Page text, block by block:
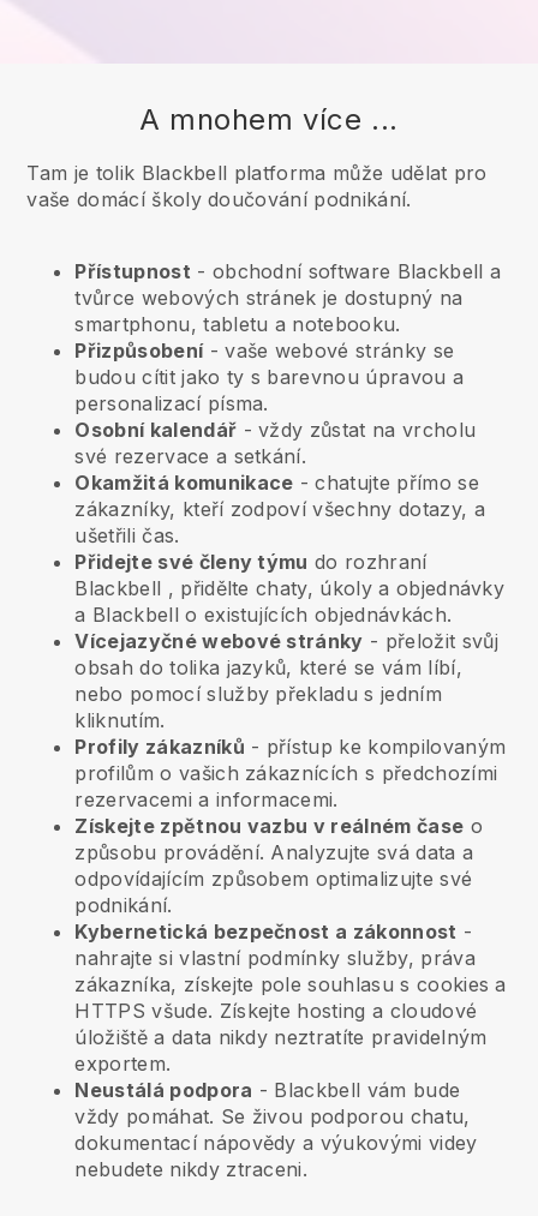
A mnohem více ...
Tam je tolik Blackbell platforma může udělat pro
vaše domácí školy doučování podnikání.
Přístupnost - obchodní software Blackbell a
tvůrce webových stránek je dostupný na
smartphonu, tabletu a notebooku.
Přizpůsobení- vaše webové stránky se
budou cítit jako ty s barevnou úpravou a
personalizací písma.
Osobní kalendář - vždy zůstat na vrcholu
své rezervace a setkání.
Okamžitá komunikace - chatujte přímo se
zákazníky, kteří zodpoví všechny dotazy, a
ušetřili čas.
Přidejte své členy týmu do rozhraní
Blackbell , přidělte chaty, úkoly a objednávky
a Blackbell o existujících objednávkách.
Vícejazyčné webové stránky - přeložit svůj
obsah do tolika jazyků, které se vám líbí,
nebo pomocí služby překladu s jedním
kliknutím.
Profily zákazníků - přístup ke kompilovaným
profilům o vašich zákaznících s předchozími
rezervacemi a informacemi.
Získejte zpětnou vazbu v reálném čase o
způsobu provádění. Analyzujte svá data a
odpovídajícím způsobem optimalizujte své
podnikání.
Kybernetická bezpečnost a zákonnost -
nahrajte si vlastní podmínky služby, práva
zákazníka, získejte pole souhlasu s cookies a
HTTPS všude. Získejte hosting a cloudové
úložiště a data nikdy neztratíte pravidelným
exportem.
Neustálá podpora - Blackbell vám bude
vždy pomáhat. Se živou podporou chatu,
dokumentací nápovědy a výukovými videy
nebudete nikdy ztraceni.